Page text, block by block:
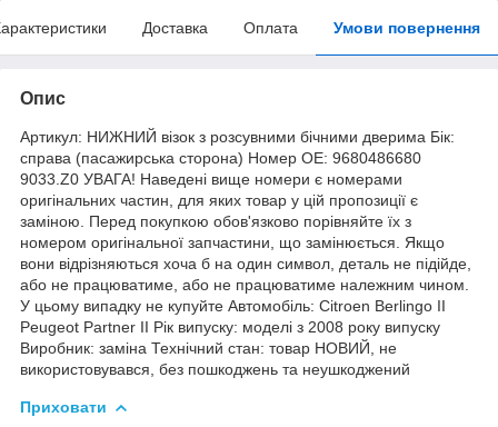
Доставка Оплата Умови повернення
Опис
Артикул: НИЖНИЙ візок з розсувними бічними дверима Бік:
справа (пасажирська сторона) Номер OE: 9680486680
9033.Z0 УВАГА! Наведені вище номери є номерами
оригінальних частин, для яких товар у цій пропозиції є
заміною. Перед покупкою обов'язково порівняйте їх з
номером оригінальної запчастини, що замінюється. Якщо
вони відрізняються хоча б на один символ, деталь не підійде,
або не працюватиме, або не працюватиме належним чином.
У цьому випадку не купуйте Автомобіль: Citroen Berlingo II
Peugeot Partner II Рік випуску: моделі з 2008 року випуску
Виробник: заміна Технічний стан: товар НОВИЙ, не
використовувався, без пошкоджень та неушкоджений
Приховати